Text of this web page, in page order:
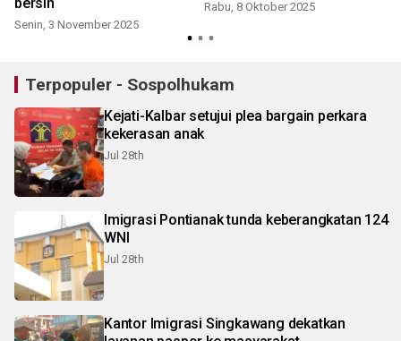
Senin, 3 November 2025
Rabu, 8 Oktober 2025
Terpopuler - Sospolhukam
Kejati-Kalbar setujui plea bargain perkara
kekerasan anak
Jul 28th
Imigrasi Pontianak tunda keberangkatan 124
WNI
Jul 28th
Kantor Imigrasi Singkawang dekatkan